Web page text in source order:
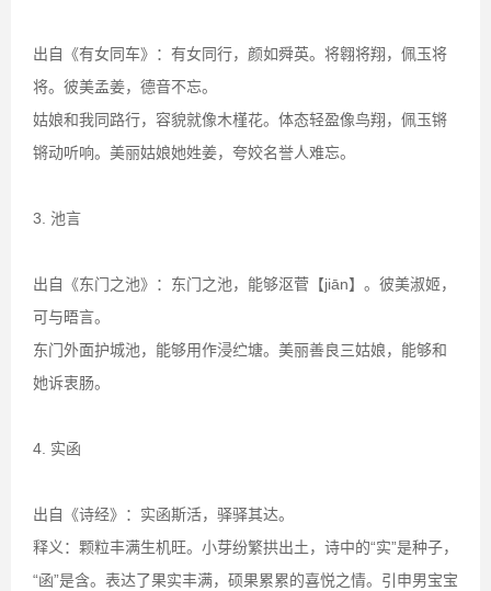
出自《有女同车》：有女同行，颜如舜英。将翱将翔，佩玉将
将。彼美孟姜，德音不忘。
姑娘和我同路行，容貌就像木槿花。体态轻盈像鸟翔，佩玉锵
锵动听响。美丽姑娘她姓姜，夸姣名誉人难忘。
3. 池言
出自《东门之池》：东门之池，能够沤菅【jiān】。彼美淑姬，
可与晤言。
东门外面护城池，能够用作浸纻塘。美丽善良三姑娘，能够和
她诉衷肠。
4. 实函
出自《诗经》：实函斯活，驿驿其达。
释义：颗粒丰满生机旺。小芽纷繁拱出土，诗中的“实”是种子，
“函”是含。表达了果实丰满，硕果累累的喜悦之情。引申男宝宝